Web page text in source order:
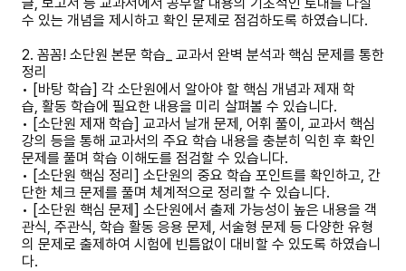
수 있는 개념을 제시하고 확인 문제로 점검하도록 하였습니다.
2. 꼼꼼! 소단원 본문 학습_ 교과서 완벽 분석과 핵심 문제를 통한
정리
• [바탕 학습] 각 소단원에서 알아야 할 핵심 개념과 제재 학
습, 활동 학습에 필요한 내용을 미리 살펴볼 수 있습니다.
• [소단원 제재 학습] 교과서 날개 문제, 어휘 풀이, 교과서 핵심
강의 등을 통해 교과서의 주요 학습 내용을 충분히 익힌 후 확인
문제를 풀며 학습 이해도를 점검할 수 있습니다.
• [소단원 핵심 정리] 소단원의 중요 학습 포인트를 확인하고, 간
단한 체크 문제를 풀며 체계적으로 정리할 수 있습니다.
• [소단원 핵심 문제] 소단원에서 출제 가능성이 높은 내용을 객
관식, 주관식, 학습 활동 응용 문제, 서술형 문제 등 다양한 유형
의 문제로 출제하여 시험에 빈틈없이 대비할 수 있도록 하였습니
다.